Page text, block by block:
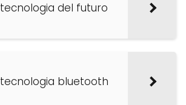
tecnologia del futuro
tecnologia bluetooth